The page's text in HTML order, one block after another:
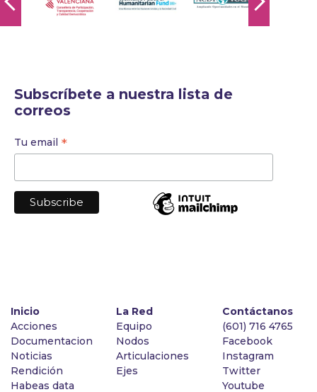
Subscríbete a nuestra lista de
correos
Tu email *
Inicio
Acciones
Documentacion
Noticias
Rendición
Habeas data
La Red
Equipo
Nodos
Articulaciones
Ejes
Contáctanos
(601) 716 4765
Facebook
Instagram
Twitter
Youtube